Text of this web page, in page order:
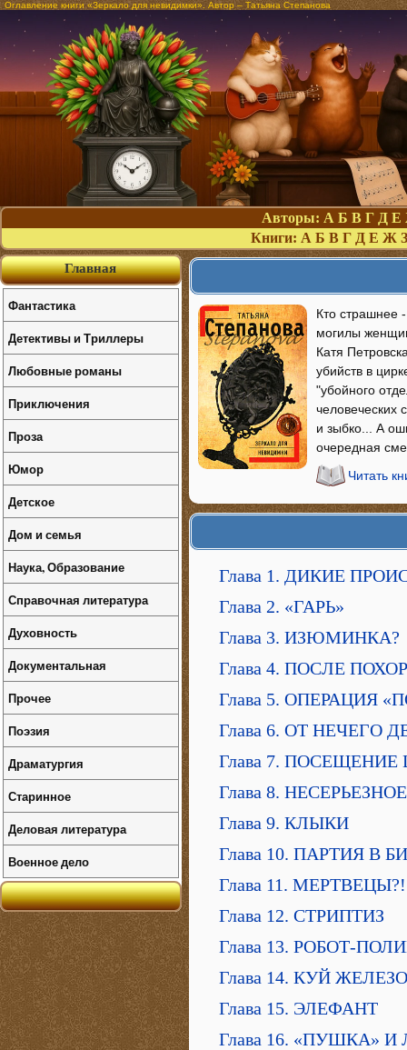
Оглавление книги «Зеркало для невидимки». Автор – Татьяна Степанова
Авторы: А Б В Г Д Е
Книги: А Б В Г Д Е Ж З
Кто страшнее
могилы
Катя
убийств в
"убойного
человеческих
и зыбко... А
очередная
Читать
Глава 1. ДИКИЕ
Глава 2. «ГАРЬ»
Глава 3. ИЗЮМИНКА?
Глава 4. ПОСЛЕ
Глава 5. ОПЕРАЦИЯ
Глава 6. ОТ НЕЧЕГО
Глава 7.
Глава 8.
Глава 9. КЛЫКИ
Глава 10. ПАРТИЯ В
Глава 11. МЕРТВЕЦЫ?!
Глава 12. СТРИПТИЗ
Глава 13. РОБОТ-
Глава 14. КУЙ
Глава 15. ЭЛЕФАНТ
Глава 16. «ПУШКА»
Главная
Фантастика
Детективы и Триллеры
Любовные романы
Приключения
Проза
Юмор
Детское
Дом и семья
Наука, Образование
Справочная литература
Духовность
Документальная
Прочее
Поэзия
Драматургия
Старинное
Деловая литература
Военное дело